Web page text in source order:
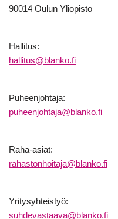
90014 Oulun Yliopisto
Hallitus:
hallitus@blanko.fi
Puheenjohtaja:
puheenjohtaja@blanko.fi
Raha-asiat:
rahastonhoitaja@blanko.fi
Yritysyhteistyö:
suhdevastaava@blanko.fi